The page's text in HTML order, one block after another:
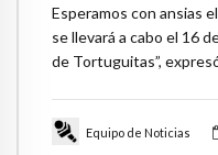
Equipo de Noticias
Esperamos con ansias
se llevará a cabo el 16
de Tortuguitas”,